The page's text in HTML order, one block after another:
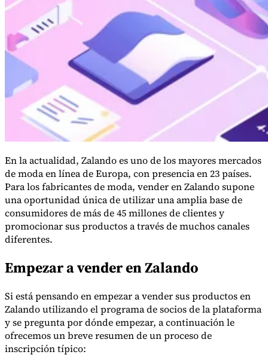
Todas las guías EuropaAmérica Asia-Pacífico
VAT para principiantes
En la actualidad, Zalando es uno de los mayores mercados
de moda en línea de Europa, con presencia en 23 países.
Para los fabricantes de moda, vender en Zalando supone
una oportunidad única de utilizar una amplia base de
consumidores de más de 45 millones de clientes y
promocionar sus productos a través de muchos canales
diferentes.
Empezar a vender en Zalando
Si está pensando en empezar a vender sus productos en
Zalando utilizando el programa de socios de la plataforma
y se pregunta por dónde empezar, a continuación le
ofrecemos un breve resumen de un proceso de
inscripción típico: